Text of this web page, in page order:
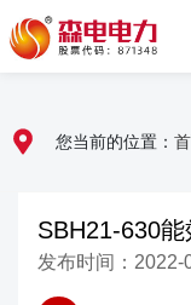
您当前的位置：
SBH21-630能
发布时间：2022-